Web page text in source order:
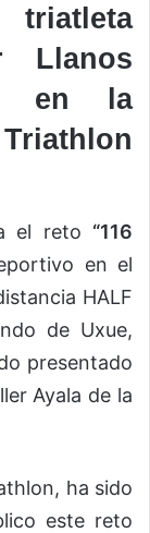
Llanos
en la
el reto “116
en el
HALF
de Uxue,
presentado
Ayala de la
ha sido
este reto